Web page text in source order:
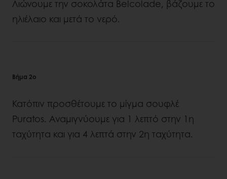
Λιώνουμε την σοκολάτα Belcolade, βάζουμε το
ηλιέλαιο και μετά το νερό.
Βήμα 2ο
Κατόπιν προσθέτουμε το μίγμα σουφλέ
Puratos. Αναμιγνύουμε για 1 λεπτό στην 1η
ταχύτητα και για 4 λεπτά στην 2η ταχύτητα.